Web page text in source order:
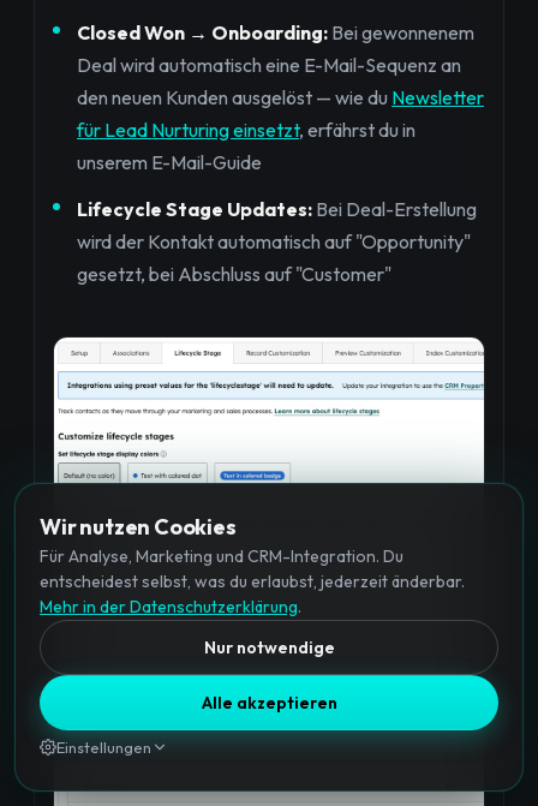
Closed Won → Onboarding: Bei gewonnenem
Deal wird automatisch eine E-Mail-Sequenz an
den neuen Kunden ausgelöst — wie du Newsletter
für Lead Nurturing einsetzt, erfährst du in
unserem E-Mail-Guide
Lifecycle Stage Updates: Bei Deal-Erstellung
wird der Kontakt automatisch auf "Opportunity"
gesetzt, bei Abschluss auf "Customer"
Wir nutzen Cookies
Für Analyse, Marketing und CRM-Integration. Du
entscheidest selbst, was du erlaubst, jederzeit änderbar.
Mehr in der Datenschutzerklärung.
Nur notwendige
Alle akzeptieren
Einstellungen